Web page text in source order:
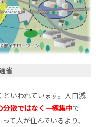
省
いわれています。人口減
分散ではなく一極集中で
て人が住んでいるより、